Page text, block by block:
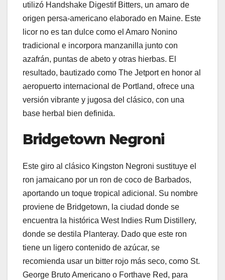
utilizó Handshake Digestif Bitters, un amaro de
origen persa-americano elaborado en Maine. Este
licor no es tan dulce como el Amaro Nonino
tradicional e incorpora manzanilla junto con
azafrán, puntas de abeto y otras hierbas. El
resultado, bautizado como The Jetport en honor al
aeropuerto internacional de Portland, ofrece una
versión vibrante y jugosa del clásico, con una
base herbal bien definida.
Bridgetown Negroni
Este giro al clásico Kingston Negroni sustituye el
ron jamaicano por un ron de coco de Barbados,
aportando un toque tropical adicional. Su nombre
proviene de Bridgetown, la ciudad donde se
encuentra la histórica West Indies Rum Distillery,
donde se destila Planteray. Dado que este ron
tiene un ligero contenido de azúcar, se
recomienda usar un bitter rojo más seco, como St.
George Bruto Americano o Forthave Red, para